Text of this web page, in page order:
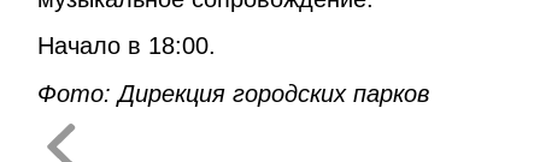
Начало в 18:00.
Фото: Дирекция городских парков